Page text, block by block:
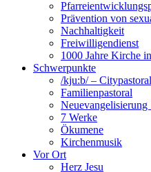
Prävention von
Nachhaltigkeit
Freiwilligendienst
1000 Jahre Kirche
Schwerpunkte
/kju:b/ – Citypastoral
Familienpastoral
Neuevangelisierung
7 Werke
Ökumene
Kirchenmusik
Vor Ort
Herz Jesu